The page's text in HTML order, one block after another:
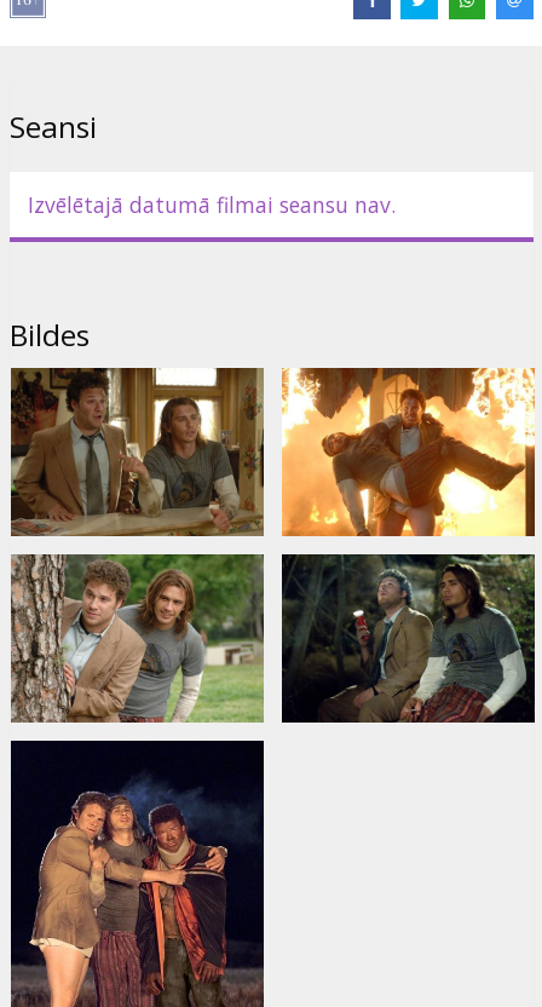
Režisors: David Gordon Green
Producents: Judd Apatow
Izplatītājs: Forum Cinemas, SIA
Seansi
Izvēlētajā datumā filmai seansu nav.
Bildes